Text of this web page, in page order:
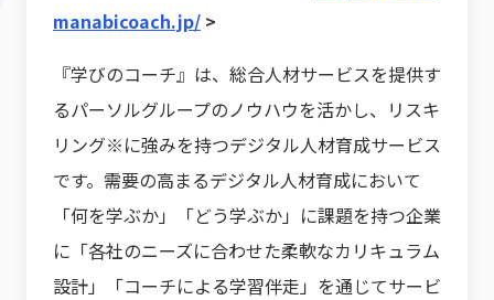
manabicoach.jp/ >
『学びのコーチ』は、総合人材サービスを提供す
るパーソルグループのノウハウを活かし、リスキ
リング※に強みを持つデジタル人材育成サービス
です。需要の高まるデジタル人材育成において
「何を学ぶか」「どう学ぶか」に課題を持つ企業
に「各社のニーズに合わせた柔軟なカリキュラム
設計」「コーチによる学習伴走」を通じてサービ